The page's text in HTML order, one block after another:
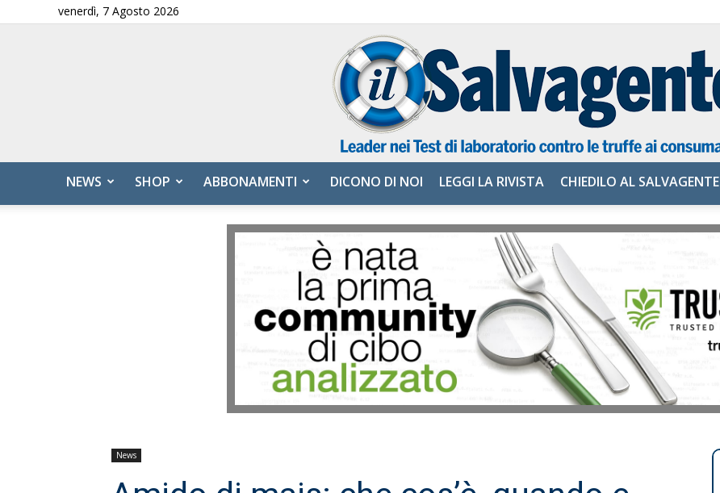
venerdì, 7 Agosto 2026
Salvagente
NEWS SHOP ABBONAMENTI DICONO DI NOI LEGGI LA RIVISTA CHIEDILO AL SALVAGENTE
News